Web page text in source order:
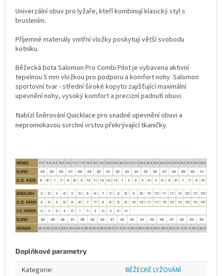
Univerzální obuv pro lyžaře, kteří kombinují klasický styl s
bruslením.
Příjemné materiály vnitřní vložky poskytují větší svobodu
kotníku.
Běžecká bota Salomon Pro Combi Pilot je vybavena aktivní
tepelnou 5 mm vložkou pro podporu a komfort nohy. Salomon
sportovní tvar - střední široké kopyto zajišťující maximální
upevnění nohy, vysoký komfort a precizní padnutí obuvi.
Nabízí šněrování Quicklace pro snadné upevnění obuvi a
nepromokavou svrchní vrstvu překrývající tkaničky.
Doplňkové parametry
Kategorie:
BĚŽECKÉ LYŽOVÁNÍ